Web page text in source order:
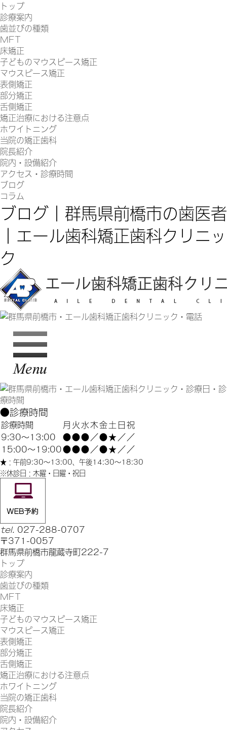
トップ
診療案内
歯並びの種類
MFT
床矯正
子どものマウスピース矯正
マウスピース矯正
表側矯正
部分矯正
舌側矯正
矯正治療における注意点
ホワイトニング
当院の矯正歯科
院長紹介
院内・設備紹介
アクセス・診療時間
ブログ
コラム
ブログ｜群馬県前橋市の歯医者
｜エール歯科矯正歯科クリニッ
ク
●診療時間
診療時間 月 火水木金土 日祝
9:30～13:00
●●● ／●★ ／ ／
15:00～19:00●●● ／●★ ／ ／
★：午前9:30〜13:00、午後14:30〜18:30
※休診日：木曜・日曜・祝日
tel. 027-288-0707
〒371-0057
群馬県前橋市龍蔵寺町222-7
トップ
診療案内
歯並びの種類
MFT
床矯正
子どものマウスピース矯正
マウスピース矯正
表側矯正
部分矯正
舌側矯正
矯正治療における注意点
ホワイトニング
当院の矯正歯科
院長紹介
院内・設備紹介